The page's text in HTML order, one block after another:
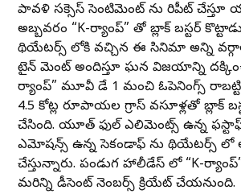
దీపావళి సక్సెస్ సెంటిమెంట్ ను రిపీట్
అబ్బవరం “K-ర్యాంప్” తో బ్లాక్ బస్టర్
థియేటర్స్ లోకి వచ్చిన ఈ సినిమా అన్ని వర్గాల
టైన్ మెంట్ అందిస్తూ ఘన విజయాన్ని
ర్యాంప్” మూవీ డే 1 మంచి ఓపెనింగ్స్
4.5 కోట్ల రూపాయల గ్రాస్ వసూళ్లతో బ్లాక్
చేసింది. యూత్ ఫుల్ ఎలిమెంట్స్ ఉన్న
ఎమోషన్స్ ఉన్న సెకండాఫ్ ను థియేటర్స్
చేస్తున్నారు. పండుగ హాలీడేస్ లో “K-
మరిన్ని డీసెంట్ నెంబర్స్ క్రియేట్ చేయనుంది.